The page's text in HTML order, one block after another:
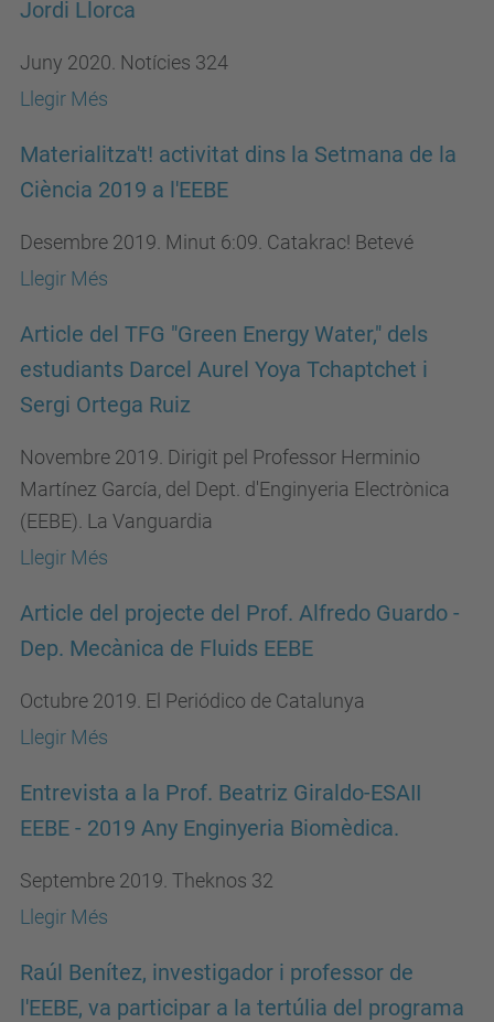
Jordi Llorca
Juny 2020. Notícies 324
Llegir Més
Materialitza't! activitat dins la Setmana de la
Ciència 2019 a l'EEBE
Desembre 2019. Minut 6:09. Catakrac! Betevé
Llegir Més
Article del TFG "Green Energy Water," dels
estudiants Darcel Aurel Yoya Tchaptchet i
Sergi Ortega Ruiz
Novembre 2019. Dirigit pel Professor Herminio
Martínez García, del Dept. d'Enginyeria Electrònica
(EEBE). La Vanguardia
Llegir Més
Article del projecte del Prof. Alfredo Guardo -
Dep. Mecànica de Fluids EEBE
Octubre 2019. El Periódico de Catalunya
Llegir Més
Entrevista a la Prof. Beatriz Giraldo-ESAII
EEBE - 2019 Any Enginyeria Biomèdica.
Septembre 2019. Theknos 32
Llegir Més
Raúl Benítez, investigador i professor de
l'EEBE, va participar a la tertúlia del programa